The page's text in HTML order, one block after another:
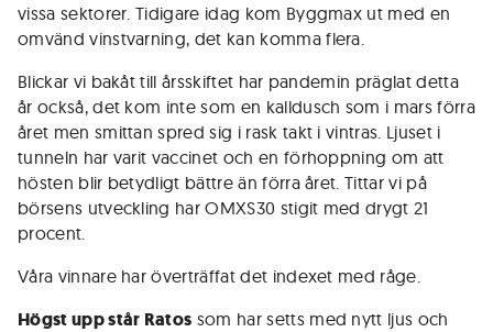
vissa sektorer. Tidigare idag kom Byggmax ut med en
omvänd vinstvarning, det kan komma flera.
Blickar vi bakåt till årsskiftet har pandemin präglat detta
år också, det kom inte som en kalldusch som i mars förra
året men smittan spred sig i rask takt i vintras. Ljuset i
tunneln har varit vaccinet och en förhoppning om att
hösten blir betydligt bättre än förra året. Tittar vi på
börsens utveckling har OMXS30 stigit med drygt 21
procent.
Våra vinnare har överträffat det indexet med råge.
Högst upp står Ratos som har setts med nytt ljus och